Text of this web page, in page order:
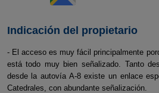
Indicación del propietario
- El acceso es muy fácil principalmente
está todo muy bien señalizado. Tanto
desde la autovía A-8 existe un enlace
Catedrales, con abundante señalización.